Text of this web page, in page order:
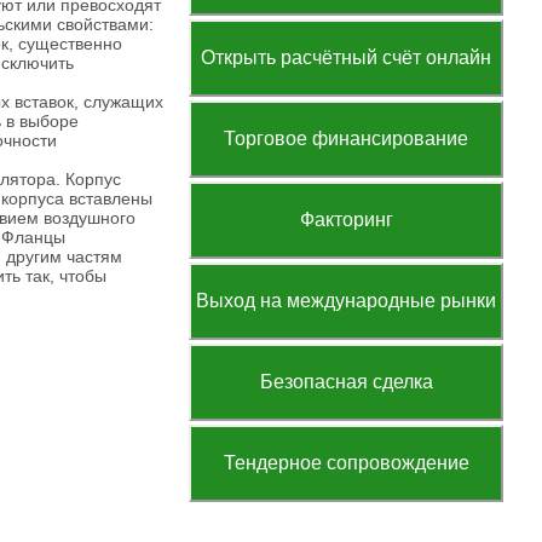
Открыть расчётный счёт онлайн
Торговое финансирование
Факторинг
Выход на международные рынки
Безопасная сделка
Тендерное сопровождение
или превосходят
свойствами:
существенно
вставок, служащих
в выборе
Корпус
вставлены
воздушного
Фланцы
частям
так, чтобы